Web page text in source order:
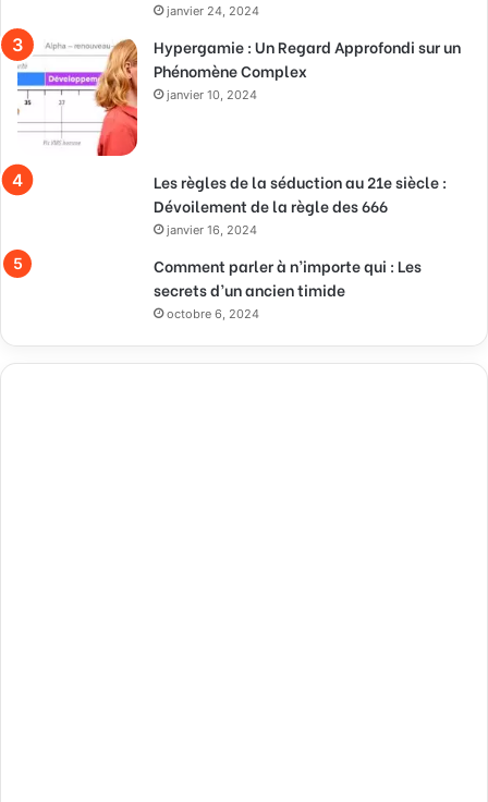
janvier 24, 2024
Hypergamie : Un Regard Approfondi sur un
Phénomène Complex
janvier 10, 2024
Les règles de la séduction au 21e siècle :
Dévoilement de la règle des 666
janvier 16, 2024
Comment parler à n’importe qui : Les
secrets d’un ancien timide
octobre 6, 2024